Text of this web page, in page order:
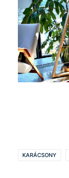
KARÁCSONY